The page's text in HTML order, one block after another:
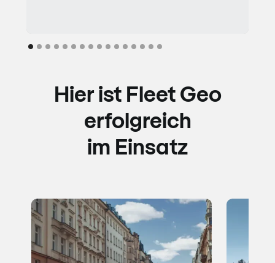
Hier ist Fleet Geo
erfolgreich
im Einsatz